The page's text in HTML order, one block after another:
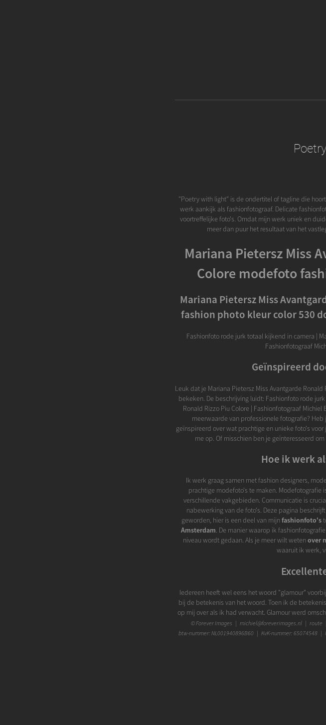
"Poetry with light" is de ondertitel of tagline die
werk aankijk als fashionfotograaf. Delicate
voortreffelijke foto's. Omdat mijn werk uniek en
meer dan puur het resultaat van het
Mariana Pietersz Miss
Colore modefoto
Mariana Pietersz Miss
fashion photo kleur color 530
Fashionfoto rode jurk totaal kijkend in camera |
Fashionfotograaf
Geïnspireerd
Leuk dat je Mariana Pietersz Miss Avantgarde
bekeken. De beschrijving luidt: Fashionfoto rode
Ronald Rizzo Piu Colore | Fashionfotograaf
meerwaarde van professionele fotografie?
geïnspireerd over wat prachtige en unieke foto's
me op. Of misschien ben je geïnteresseerd
Hoe ik werk
Ik werk graag samen met fashion designers,
prachtige modefoto's te maken. Modefotografie
verschillende vakgebieden. Communicatie is
nabewerking van de foto's. Deze pagina
geworden, hier is een deel van mijnfashionfoto's
Amsterdam. De manier waarop ik
niveau wordt gedaan. Als je meer wilt wetenover
waaruit ik werk,
Iedereen heeft wel eens het woord "glamour"
bij de betekenis van het woord. Toen ik de
op mij over als ik had verwacht. Glamour werd
'betoverende charme', 'betoverend uiterlijk', 'glitter',
in eerste instantie niet als iets echts, eerlijks of
©Forever Images | michiel@foreverimages.nl | route
btw-nummer: NL001940896B60 | KvK-nummer: 65074548 |